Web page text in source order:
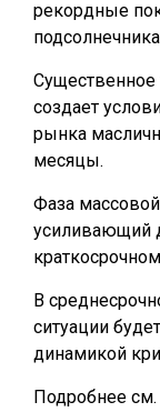
рекордные
Существенное
создает
рынка
месяцы.
Фаза
усиливающий
В
ситуации
динамикой
Подробнее